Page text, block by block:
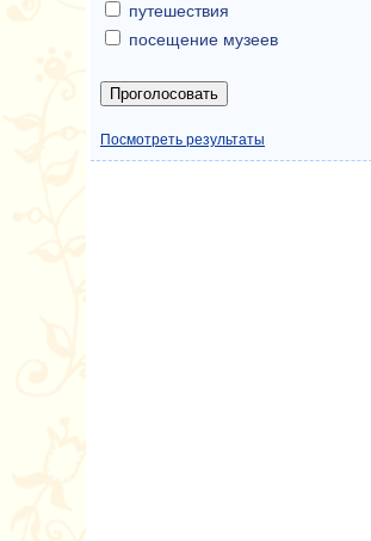
путешествия
посещение музеев
Посмотреть результаты